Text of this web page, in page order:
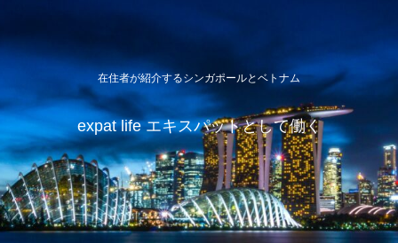
在住者が紹介するシンガポールとベトナム
expat life エキスパットとして働く